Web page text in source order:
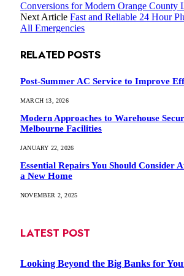
Conversions for Modern Orange County
Next Article Fast and Reliable 24 Hour
All Emergencies
RELATED POSTS
Post-Summer AC Service to Improve
MARCH 13, 2026
Modern Approaches to Warehouse
Melbourne Facilities
JANUARY 22, 2026
Essential Repairs You Should Consider
a New Home
NOVEMBER 2, 2025
LATEST POST
Looking Beyond the Big Banks for